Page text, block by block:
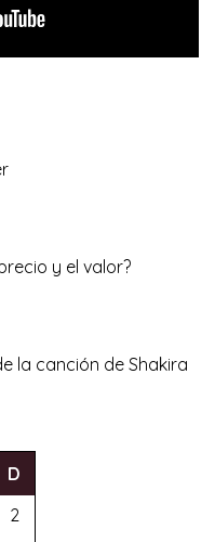
y el valor?
la canción de Shakira
D
2